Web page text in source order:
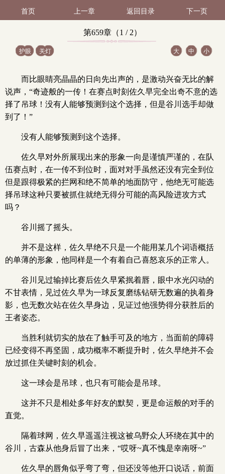
首页 上一章 返回目录 下一页
第659章（1 / 2）
护眼 关灯 大 中 小
而比眼睛亮晶晶的日向先出声的，是激动兴奋无比的解
说声，“奇迹般的一传！在赛点时刻佐久早完全出奇不意的选
择了吊球！没有人能够预测到这个选择，但是谷川选手却做
到了！”
没有人能够预测到这个选择。
佐久早对外所展现出来的形象一向是谨慎严谨的，在队
伍赛点时，在一传不到位时，面对对手虽然还没有完全到位
但是跟得极紧的拦网和绝不简单的地面防守，他绝无可能选
择吊球这种只要被抓住就绝无得分可能的高风险进攻方式
吗？
谷川摇了摇头。
并不是这样，佐久早绝不只是一个能用某几个词语概括
的单薄的形象，他同样是一个有着自己喜怒哀乐的正常人。
谷川见过输掉比赛后佐久早紧抿着唇，眼中水光闪动的
不甘表情，见过佐久早为一球反复磨练钻研无数遍的执着身
影，也无数次站在佐久早身边，见证过他强势得分获胜后的
王者姿态。
当胜利就切实的放在了触手可及的地方，当面前的障碍
已经变得不再坚固，成功概率不断提升时，佐久早绝并不会
放过抓住关键时刻的机会。
这一球会是吊球，也只有可能会是吊球。
这并不只是相处多年好友的默契，更是命运般的对手的
直觉。
隔着球网，佐久早遥遥注视这被乌野众人环绕在其中的
谷川，古森从他身后冒了出来，“哎呀~真不愧是幸南呀~”
佐久早的唇角似乎弯了弯，但还没等他开口说话，前面